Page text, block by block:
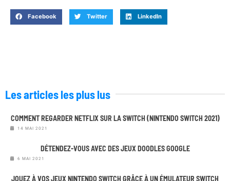
Facebook Twitter LinkedIn
Les articles les plus lus
COMMENT REGARDER NETFLIX SUR LA SWITCH (NINTENDO SWITCH 2021)
14 MAI 2021
DÉTENDEZ-VOUS AVEC DES JEUX DOODLES GOOGLE
6 MAI 2021
JOUEZ À VOS JEUX NINTENDO SWITCH GRÂCE À UN ÉMULATEUR SWITCH